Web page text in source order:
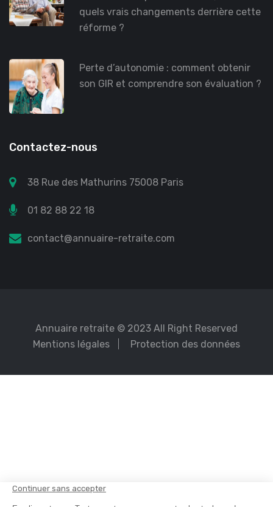
quels vrais changements derrière cette
réforme ?
Perte d’autonomie : comment obtenir
son GIR et comprendre son évaluation ?
Contactez-nous
38 Rue des Mathurins 75008 Paris
01 82 88 22 18
contact@annuaire-retraite.com
Annuaire retraite © 2023 All Right Reserved
Mentions légales
Protection des données